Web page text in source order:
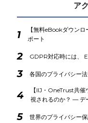
ア
1
【無料eBookダウン
ポート
2 GDPR対応時には、
3 各国のプライバシー
4
【IIJ・OneTrust共
視されるのか？ ― デ
5 世界のプライバシー